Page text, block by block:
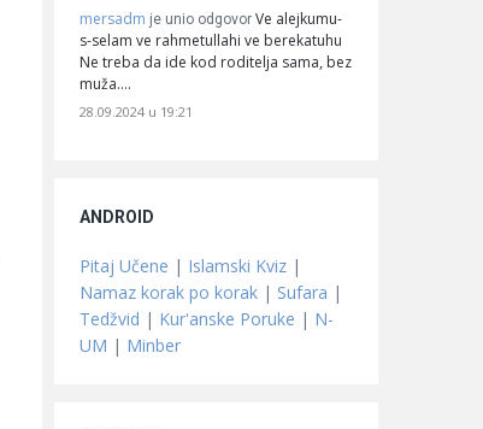
mersadm je unio odgovor Ve alejkumu-
s-selam ve rahmetullahi ve berekatuhu
Ne treba da ide kod roditelja sama, bez
muža.…
28.09.2024 u 19:21
ANDROID
Pitaj Učene | Islamski Kviz |
Namaz korak po korak | Sufara |
Tedžvid | Kur'anske Poruke | N-
UM | Minber